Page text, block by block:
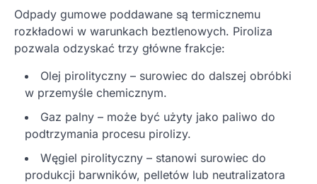
Odpady gumowe poddawane są termicznemu
rozkładowi w warunkach beztlenowych. Piroliza
pozwala odzyskać trzy główne frakcje:
Olej pirolityczny – surowiec do dalszej obróbki
w przemyśle chemicznym.
Gaz palny – może być użyty jako paliwo do
podtrzymania procesu pirolizy.
Węgiel pirolityczny – stanowi surowiec do
produkcji barwników, pelletów lub neutralizatora